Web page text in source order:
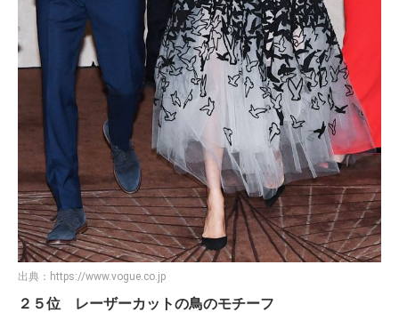
出典： https://www.vogue.co.jp
２５位 レーザーカットの鳥のモチーフ